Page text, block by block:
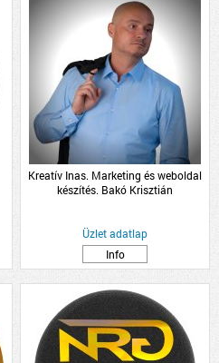
Kreatív Inas. Marketing és weboldal
készítés. Bakó Krisztián
Üzlet adatlap
Info